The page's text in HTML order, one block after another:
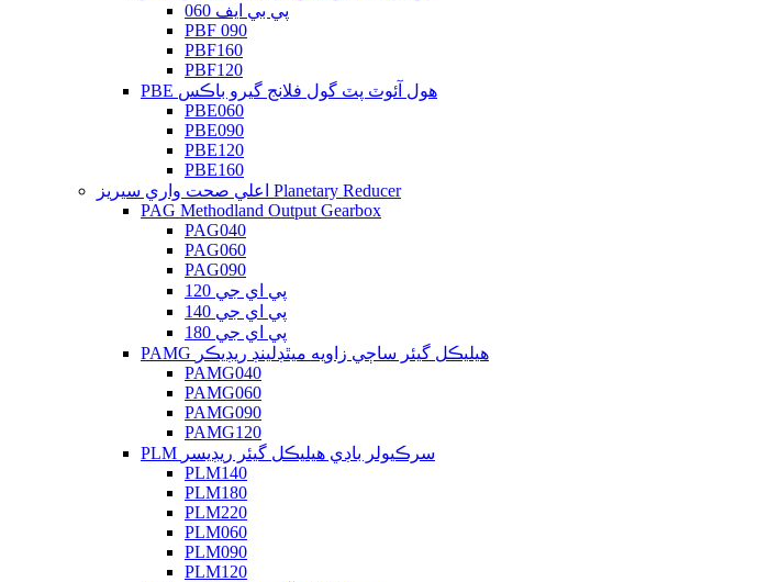
پي بي ايف 060
PBF 090
PBF160
PBF120
PBE هول آئوٽ پٽ گول فلانج گيرو باڪس
PBE060
PBE090
PBE120
PBE160
اعلي صحت واري سيريز Planetary Reducer
PAG Methodland Output Gearbox
PAG040
PAG060
PAG090
پي اي جي 120
پي اي جي 140
پي اي جي 180
PAMG هيليڪل گيئر ساڄي زاويه ميٿڊلينڊ ريڊيڪر
PAMG040
PAMG060
PAMG090
PAMG120
PLM سرڪيولر باڊي هيليڪل گيئر ريڊيسر
PLM140
PLM180
PLM220
PLM060
PLM090
PLM120